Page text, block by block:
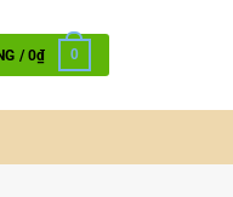
/0₫ 0